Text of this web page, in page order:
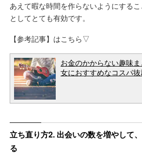
あえて暇な時間を作らないようにする
としてとても有効です。
【参考記事】はこちら▽
お金のかからない趣味
女におすすめなコスパ
立ち直り方2. 出会いの数を増やして
る